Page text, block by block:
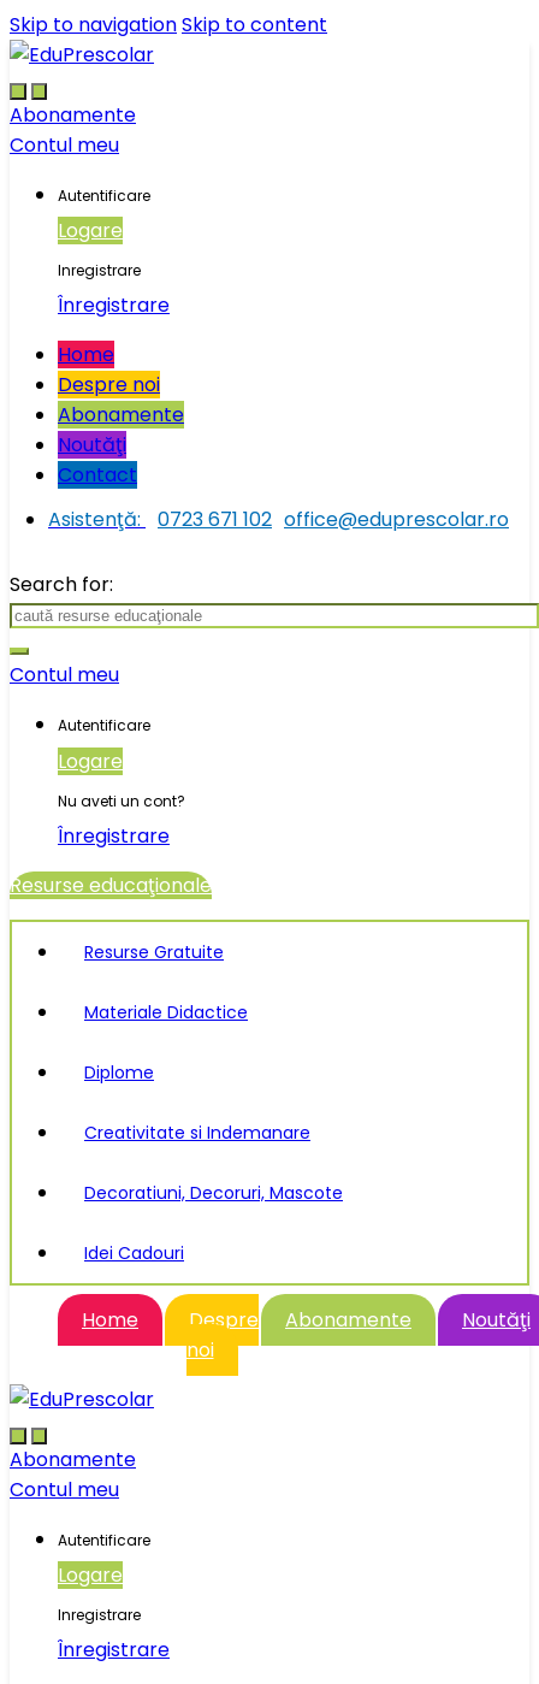
Skip to navigationSkip to content
Abonamente
Contul meu
Autentificare
Logare
Inregistrare
Înregistrare
Home
Despre noi
Abonamente
Noutăţi
Contact
Asistenţă:
0723 671 102 office@eduprescolar.ro
Search for:
Contul meu
Autentificare
Logare
Nu aveti un cont?
Înregistrare
Resurse educaţionale
Resurse Gratuite
Materiale Didactice
Diplome
Creativitate si Indemanare
Decoratiuni, Decoruri, Mascote
Idei Cadouri
Home
Despre
noi
Abonamente Noutăţi
Abonamente
Contul meu
Autentificare
Logare
Inregistrare
Înregistrare